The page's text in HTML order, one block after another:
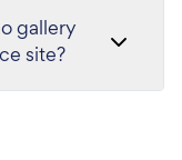
gallery
site?